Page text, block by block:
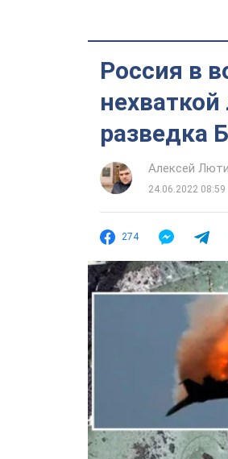
Россия в
разведка
Алексей
24.06.2022 08:59
274